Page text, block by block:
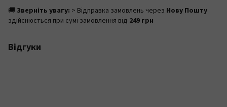
🚚 Зверніть увагу: > Відправка замовлень через Нову Пошту
здійснюється при сумі замовлення від 249 грн
Відгуки